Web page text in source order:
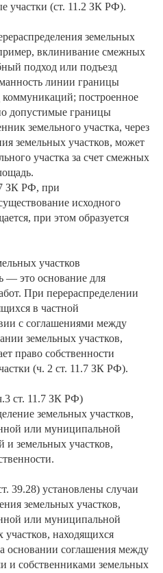
участки (ст. 11.2 ЗК РФ).
земельных
вклинивание смежных
подход или подъезд
линии границы
коммуникаций; построенное
допустимые границы
земельного участка, через
земельных участков, может
участка за счет смежных
ЗК РФ, при
исходного
при этом образуется
участков
— это основание для
При перераспределении
в частной
с соглашениями между
земельных участков,
право собственности
(ч. 2 ст. 11.7 ЗК РФ).
ст. 11.7 ЗК РФ)
земельных участков,
или муниципальной
и земельных участков,
39.28) установлены случаи
земельных участков,
или муниципальной
участков, находящихся
основании соглашения между
и собственниками земельных